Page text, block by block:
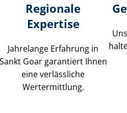
Regionale
Expertise
Jahrelange Erfahrung in
Sankt Goar garantiert Ihnen
eine verlässliche
Wertermittlung.